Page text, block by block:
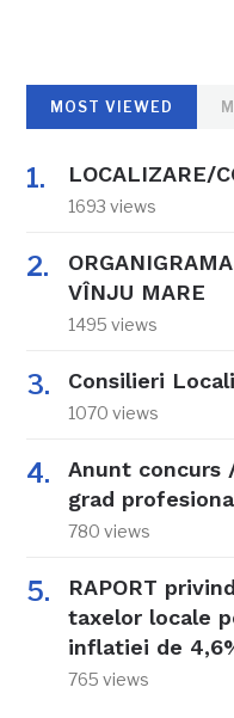
MOST VIEWED
LOCALIZARE/
1693 views
VÎNJU MARE
1495 views
Consilieri Locali
1070 views
Anunt concurs
grad
780 views
RAPORT
taxelor locale
inflatiei de
765 views